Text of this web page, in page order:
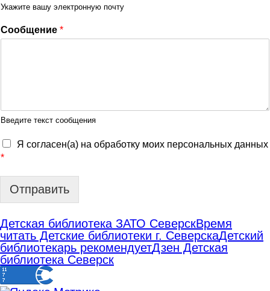
Укажите вашу электронную почту
Сообщение *
Введите текст сообщения
Я согласен(а) на обработку моих персональных данных
*
Отправить
Детская библиотека ЗАТО СеверскВремя
читать Детские библиотеки г. СеверскаДетский
библиотекарь рекомендуетДзен Детская
библиотека Северск